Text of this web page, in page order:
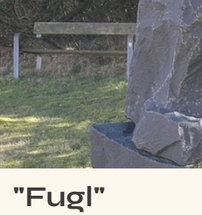
"Fugl"